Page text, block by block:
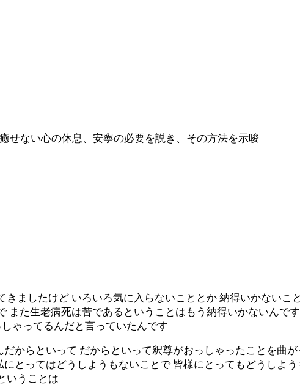
せない心の休息、安寧の必要を説き、その方法を示唆
ましたけど いろいろ気に入らないこととか 納得いかないこ
た生老病死は苦であるということはもう納得いかないんで
ゃってるんだと言っていたんです
からといって だからといって釈尊がおっしゃったことを曲
とってはどうしようもないことで 皆様にとってもどうしよ
いうことは